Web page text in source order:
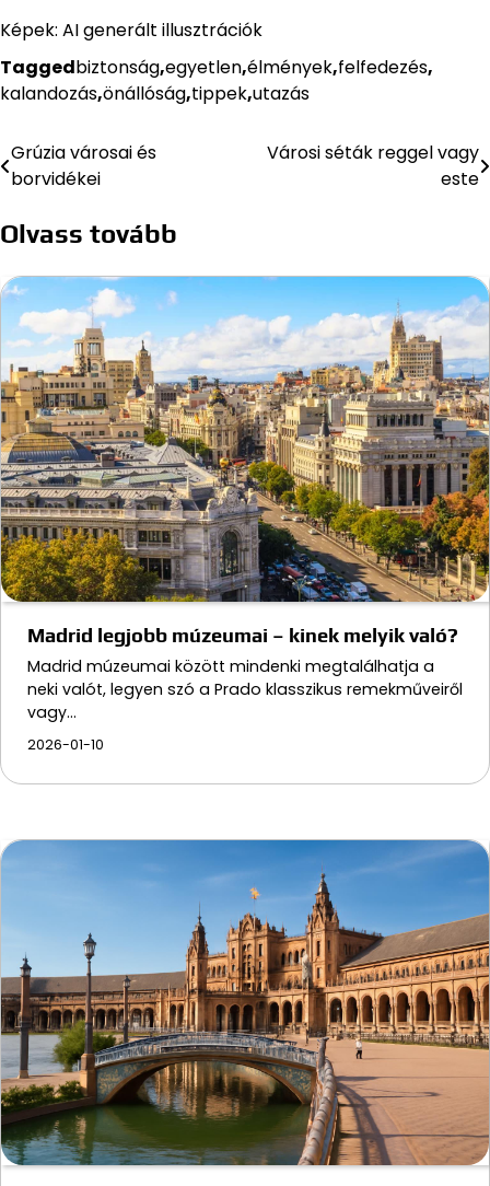
Képek: AI generált illusztrációk
Taggedbiztonság,egyetlen,élmények,felfedezés,
kalandozás,önállóság,tippek,utazás
Bejegyzés
Grúzia városai és
borvidékei
Városi séták reggel vagy
este
Olvass tovább
Madrid legjobb múzeumai – kinek melyik való?
Madrid múzeumai között mindenki megtalálhatja a
neki valót, legyen szó a Prado klasszikus remekműveiről
vagy…
2026-01-10